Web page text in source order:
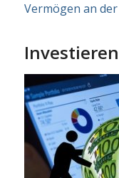
Vermögen an